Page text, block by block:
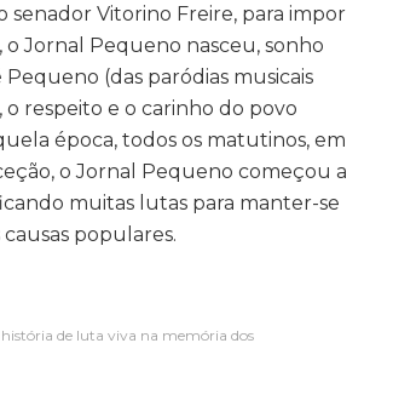
senador Vitorino Freire, para impor
Jornal Pequeno nasceu, sonho
(das paródias musicais
respeito e o carinho do povo
época, todos os matutinos, em
o Jornal Pequeno começou a
muitas lutas para manter-se
populares.
história de luta viva na memória dos